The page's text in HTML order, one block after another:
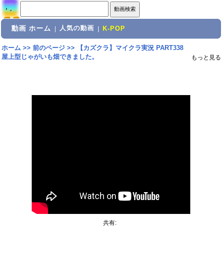
動画 ホーム 人気の動画 K-POP
ホーム>> 前のページ>>
【カズクラ】マイクラ実況 PART338
屋上型じゃがいも畑できました。
もっと見る
共有: